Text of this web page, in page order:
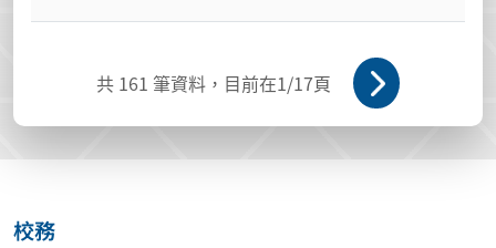
共 161 筆資料，目前在1/17頁
校務